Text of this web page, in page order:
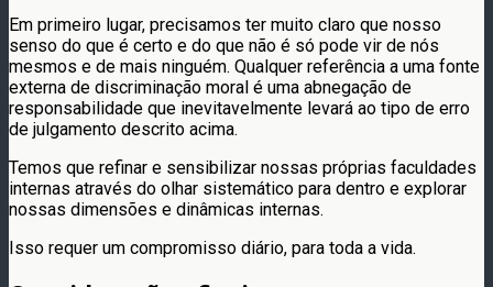
Em primeiro lugar, precisamos ter muito claro que nosso
senso do que é certo e do que não é só pode vir de nós
mesmos e de mais ninguém. Qualquer referência a uma fonte
externa de discriminação moral é uma abnegação de
responsabilidade que inevitavelmente levará ao tipo de erro
de julgamento descrito acima.
Temos que refinar e sensibilizar nossas próprias faculdades
internas através do olhar sistemático para dentro e explorar
nossas dimensões e dinâmicas internas.
Isso requer um compromisso diário, para toda a vida.